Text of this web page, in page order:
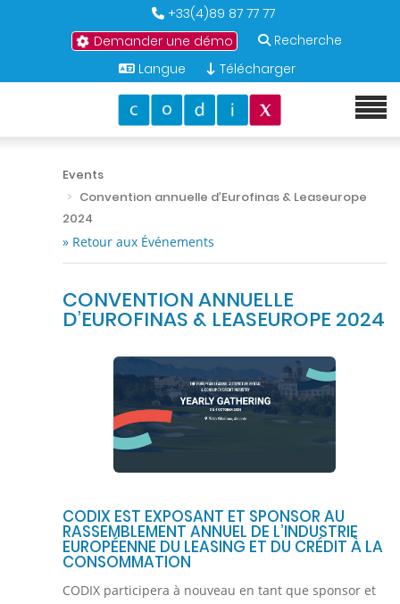
+33(4)89 87 77 77
Demander une démo
Recherche
Langue
Télécharger
Events
Convention annuelle d’Eurofinas & Leaseurope
2024
» Retour aux Événements
CONVENTION ANNUELLE
D’EUROFINAS & LEASEUROPE 2024
CODIX EST EXPOSANT ET SPONSOR AU
RASSEMBLEMENT ANNUEL DE L’INDUSTRIE
EUROPÉENNE DU LEASING ET DU CRÉDIT À LA
CONSOMMATION
CODIX participera à nouveau en tant que sponsor et